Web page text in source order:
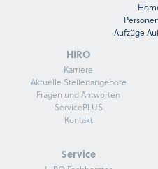
Aufzüge
HIRO
Karriere
Aktuelle Stellenangebote
Fragen und Antworten
ServicePLUS
Kontakt
Service